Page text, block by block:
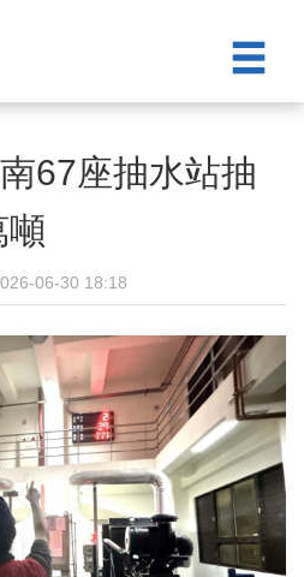
67座抽水站抽
噸
06-30 18:18